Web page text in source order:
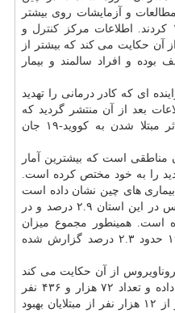
و آزمایشات روی بیشتر
كنترل و
آن حكایت می كند كه بیشتر از
بوده و افراد سالمند و بیمار
ای كه كادر درمانی را تهدید
بعد از آن منتشر گردید كه
رئیس بیمارستان شهر ووهان بر اثر مبتلا شدن به كووید-۱۹ جان
است كه بیشترین آمار
را به خود مختص كرده است.
های چین نشان داده است
نرخ مرگ و میر ناشی از این ویروس در این استان ۲.۹ درصد و در
۰.۴ درصد بوده است. همینطور مجموع میزان
مرگ و میر بر اثر بیماری كووید-۱۹ حدود ۲.۳ درصد گزارش شده
كروناویروس از آن حكایت می كند
۱۸۶۸ نفر جان خویش را از دست داده و تعداد ۷۲ هزار و ۴۳۶ نفر
دیگر آلوده شده اند. همینطور بیشتر از ۱۲ هزار نفر از مبتلایان بهبود